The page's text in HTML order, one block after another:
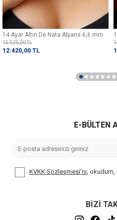
14 Ayar Altın De Nata Alyans 6,6 mm
15.525,00TL
12.420,00 TL
E-BÜLTEN
KVKK Sözleşmesi'ni, okudum,
BİZİ